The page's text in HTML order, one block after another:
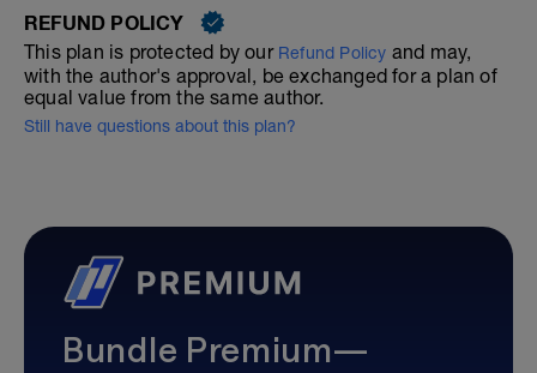
REFUND POLICY
This plan is protected by our Refund Policy and may,
with the author's approval, be exchanged for a plan of
equal value from the same author.
Still have questions about this plan?
Bundle Premium—